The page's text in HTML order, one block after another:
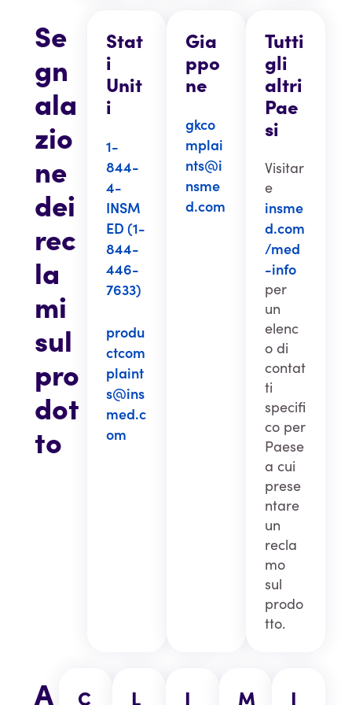
Se
gn
ala
zio
ne
dei
rec
la
mi
sul
pro
dot
to
Stat
i
Unit
i
1-
844-
4-
INSM
ED (1-
844-
446-
7633)
produ
ctcom
plaint
s@ins
med.c
om
Gia
ppo
ne
gkco
mplai
nts@i
nsme
d.com
Tutti
gli
altri
Pae
si
Visitar
e
insme
d.com
/med
-info
per
un
elenc
o di
contat
ti
specifi
co per
Paese
a cui
prese
ntare
un
recla
mo
sul
prodo
tto.
A
C
L
I
M
I